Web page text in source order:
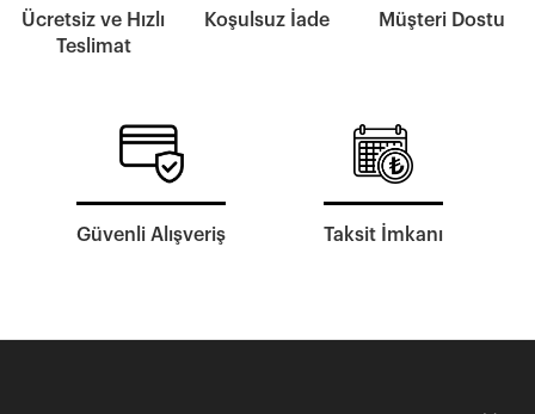
Ücretsiz ve Hızlı
Teslimat
Koşulsuz İade Müşteri Dostu
Güvenli Alışveriş Taksit İmkanı